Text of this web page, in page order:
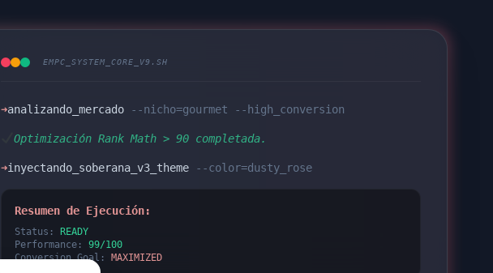
EMPC_SYSTEM_CORE_V9.SH
➜analizando_mercado --nicho=gourmet --high_conversion
Optimización Rank Math > 90 completada.
➜inyectando_soberana_v3_theme --color=dusty_rose
Resumen de Ejecución:
Status:
READY
Performance: 99/100
Conversion_Goal: MAXIMIZED